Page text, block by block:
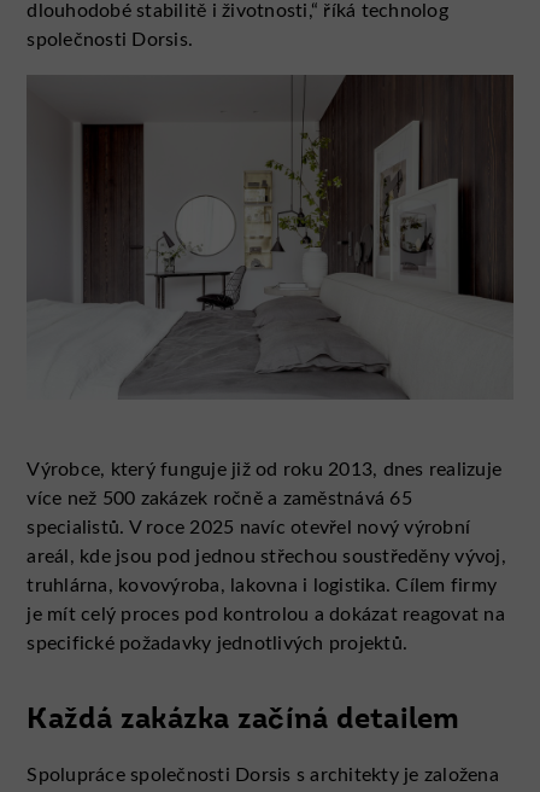
dlouhodobé stabilitě i životnosti,“ říká technolog
společnosti Dorsis.
Výrobce, který funguje již od roku 2013, dnes realizuje
více než 500 zakázek ročně a zaměstnává 65
specialistů. V roce 2025 navíc otevřel nový výrobní
areál, kde jsou pod jednou střechou soustředěny vývoj,
truhlárna, kovovýroba, lakovna i logistika. Cílem firmy
je mít celý proces pod kontrolou a dokázat reagovat na
specifické požadavky jednotlivých projektů.
Každá zakázka začíná detailem
Spolupráce společnosti Dorsis s architekty je založena